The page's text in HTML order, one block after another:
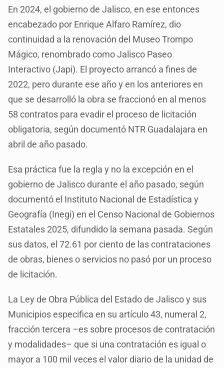
En 2024, el gobierno de Jalisco, en ese entonces
encabezado por Enrique Alfaro Ramírez, dio
continuidad a la renovación del Museo Trompo
Mágico, renombrado como Jalisco Paseo
Interactivo (Japi). El proyecto arrancó a fines de
2022, pero durante ese año y en los anteriores en
que se desarrolló la obra se fraccionó en al menos
58 contratos para evadir el proceso de licitación
obligatoria, según documentó NTR Guadalajara en
abril de año pasado.
Esa práctica fue la regla y no la excepción en el
gobierno de Jalisco durante el año pasado, según
documentó el Instituto Nacional de Estadística y
Geografía (Inegi) en el Censo Nacional de Gobiernos
Estatales 2025, difundido la semana pasada. Según
sus datos, el 72.61 por ciento de las contrataciones
de obras, bienes o servicios no pasó por un proceso
de licitación.
La Ley de Obra Pública del Estado de Jalisco y sus
Municipios especifica en su artículo 43, numeral 2,
fracción tercera –es sobre procesos de contratación
y modalidades– que si una contratación es igual o
mayor a 100 mil veces el valor diario de la unidad de